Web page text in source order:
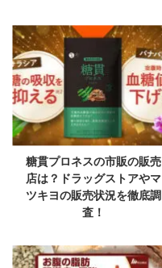
糖貫プロネスの市販の販売
店は？ドラッグストアやマ
ツキヨの販売状況を徹底調
査！